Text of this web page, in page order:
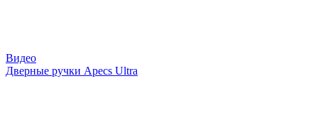
Видео
Дверные ручки Apecs Ultra